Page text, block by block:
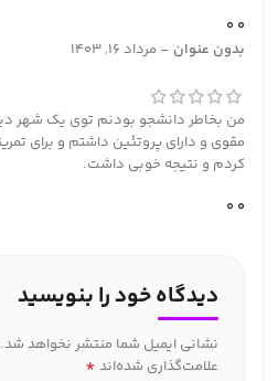
0
0
بدون عنوان – مرداد 16, 1403
من بخاطر دانشجو بودنم توی یک شهر
مقوی و دارای پروتئین داشتم و برای
کردم و نتیجه خوبی داشت.
0
0
دیدگاه خود را بنویسید
نشانی ایمیل شما منتشر نخواهد شد.
علامت‌گذاری شده‌اند *